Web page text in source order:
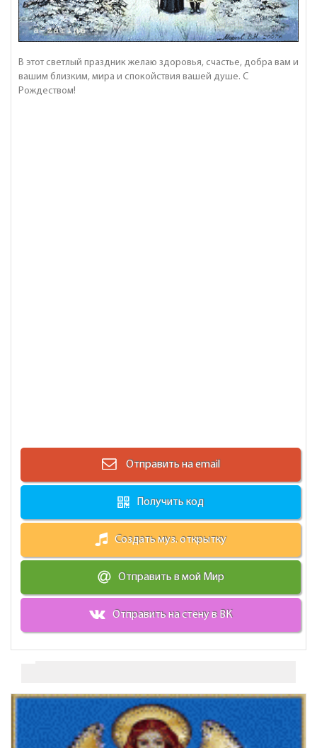
В этот светлый праздник желаю здоровья, счастье, добра вам и
вашим близким, мира и спокойствия вашей душе. С
Рождеством!
Отправить на email
Получить код
Создать муз. открытку
Отправить в мой Мир
Отправить на стену в ВК